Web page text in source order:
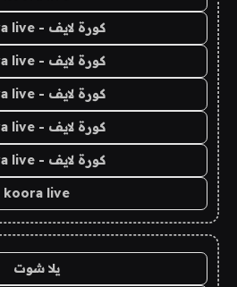
كورة لايف - koora live
كورة لايف - koora live
كورة لايف - koora live
كورة لايف - koora live
كورة لايف - koora live
koora live
يلا شوت